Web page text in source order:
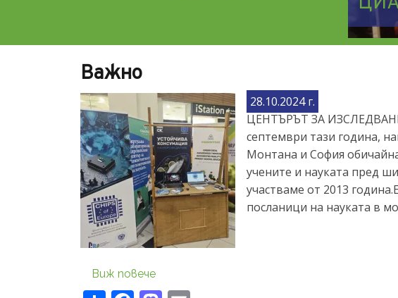
Важно
28.10.2024 г.
ЦЕНТЪРЪТ ЗА
септември тази година,
Монтана и София
учените и науката пред